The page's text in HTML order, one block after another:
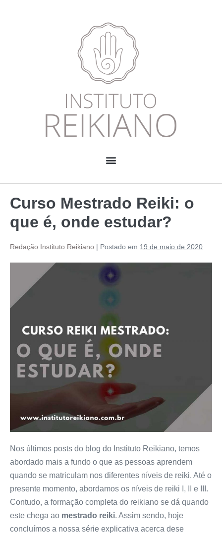
Curso Mestrado Reiki: o
que é, onde estudar?
Redação Instituto Reikiano | Postado em 19 de maio de 2020
Nos últimos posts do blog do Instituto Reikiano, temos
abordado mais a fundo o que as pessoas aprendem
quando se matriculam nos diferentes níveis de reiki. Até o
presente momento, abordamos os níveis de reiki I, II e III.
Contudo, a formação completa do reikiano se dá quando
este chega ao mestrado reiki. Assim sendo, hoje
concluímos a nossa série explicativa acerca dese